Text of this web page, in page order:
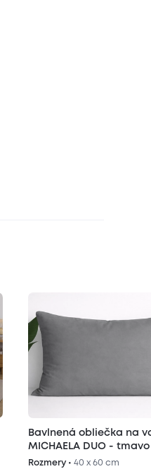
Bavlnená obliečka na
MICHAELA DUO -
svetlo sivá 40x60 cm
Rozmery • 40 x 60 cm